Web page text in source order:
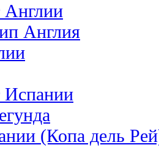
Англии
Англия
Испании
(Копа дель